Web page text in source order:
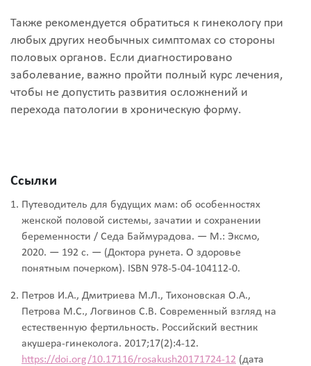
Также рекомендуется обратиться к гинекологу при
любых других необычных симптомах со стороны
половых органов. Если диагностировано
заболевание, важно пройти полный курс лечения,
чтобы не допустить развития осложнений и
перехода патологии в хроническую форму.
Ссылки
Путеводитель для будущих мам: об особенностях
женской половой системы, зачатии и сохранении
беременности / Седа Баймурадова. — М.: Эксмо,
2020. — 192 с. — (Доктора рунета. О здоровье
понятным почерком). ISBN 978-5-04-104112-0.
Петров И.А., Дмитриева М.Л., Тихоновская О.А.,
Петрова М.С., Логвинов С.В. Современный взгляд на
естественную фертильность. Российский вестник
акушера-гинеколога. 2017;17(2):4‑12.
https://doi.org/10.17116/rosakush20171724-12 (дата